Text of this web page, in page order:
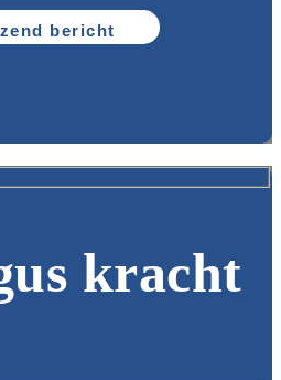
kracht